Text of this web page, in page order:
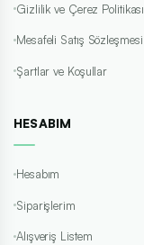
Gizlilik ve Çerez Politikası
Mesafeli Satış Sözleşmesi
Şartlar ve Koşullar
HESABIM
Hesabım
Siparişlerim
Alışveriş Listem